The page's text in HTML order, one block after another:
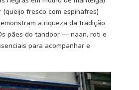
(queijo fresco com espinafres)
a riqueza da tradição
pães do tandoor — naan, roti e
para acompanhar e